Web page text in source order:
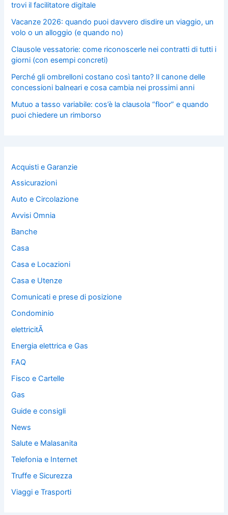
trovi il facilitatore digitale
Vacanze 2026: quando puoi davvero disdire un viaggio, un
volo o un alloggio (e quando no)
Clausole vessatorie: come riconoscerle nei contratti di tutti i
giorni (con esempi concreti)
Perché gli ombrelloni costano così tanto? Il canone delle
concessioni balneari e cosa cambia nei prossimi anni
Mutuo a tasso variabile: cos’è la clausola “floor” e quando
puoi chiedere un rimborso
Acquisti e Garanzie
Assicurazioni
Auto e Circolazione
Avvisi Omnia
Banche
Casa
Casa e Locazioni
Casa e Utenze
Comunicati e prese di posizione
Condominio
elettricitÃ
Energia elettrica e Gas
FAQ
Fisco e Cartelle
Gas
Guide e consigli
News
Salute e Malasanita
Telefonia e Internet
Truffe e Sicurezza
Viaggi e Trasporti